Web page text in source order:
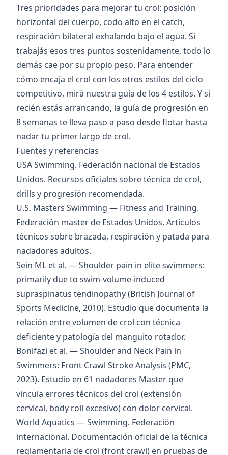
Tres prioridades para mejorar tu crol: posición
horizontal del cuerpo, codo alto en el catch,
respiración bilateral exhalando bajo el agua. Si
trabajás esos tres puntos sostenidamente, todo lo
demás cae por su propio peso. Para entender
cómo encaja el crol con los otros estilos del ciclo
competitivo, mirá nuestra guía de los 4 estilos. Y si
recién estás arrancando, la guía de progresión en
8 semanas te lleva paso a paso desde flotar hasta
nadar tu primer largo de crol.
Fuentes y referencias
USA Swimming. Federación nacional de Estados
Unidos. Recursos oficiales sobre técnica de crol,
drills y progresión recomendada.
U.S. Masters Swimming — Fitness and Training.
Federación master de Estados Unidos. Artículos
técnicos sobre brazada, respiración y patada para
nadadores adultos.
Sein ML et al. — Shoulder pain in elite swimmers:
primarily due to swim-volume-induced
supraspinatus tendinopathy(British Journal of
Sports Medicine, 2010). Estudio que documenta la
relación entre volumen de crol con técnica
deficiente y patología del manguito rotador.
Bonifazi et al. — Shoulder and Neck Pain in
Swimmers: Front Crawl Stroke Analysis (PMC,
2023). Estudio en 61 nadadores Master que
vincula errores técnicos del crol (extensión
cervical, body roll excesivo) con dolor cervical.
World Aquatics — Swimming. Federación
internacional. Documentación oficial de la técnica
reglamentaria de crol (front crawl) en pruebas de